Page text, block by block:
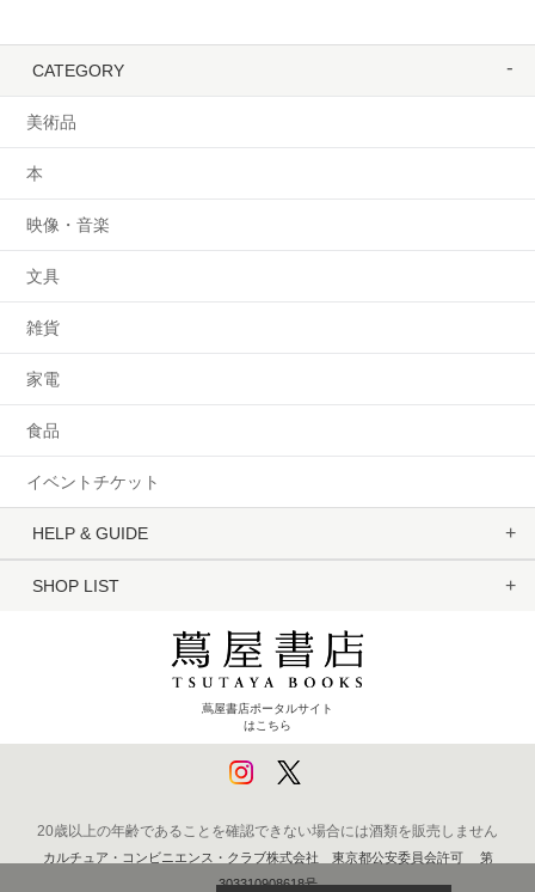
CATEGORY
美術品
本
映像・音楽
文具
雑貨
家電
食品
イベントチケット
HELP & GUIDE
SHOP LIST
蔦屋書店ポータルサイト
はこちら
20歳以上の年齢であることを確認できない場合には酒類を販売しません
カルチュア・コンビニエンス・クラブ株式会社 東京都公安委員会許可 第
303310908618号